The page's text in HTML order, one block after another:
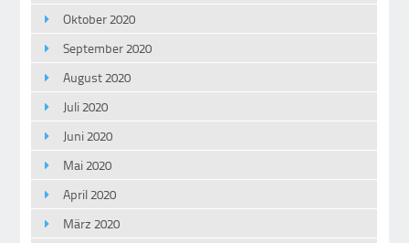
Oktober 2020
September 2020
August 2020
Juli 2020
Juni 2020
Mai 2020
April 2020
März 2020